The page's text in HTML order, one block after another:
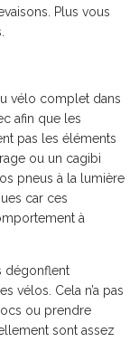
Plus vous
vélo complet dans
afin que les
pas les éléments
ou un cagibi
pneus à la lumière
car ces
à
dégonflent
vélos. Cela n’a pas
ou prendre
sont assez